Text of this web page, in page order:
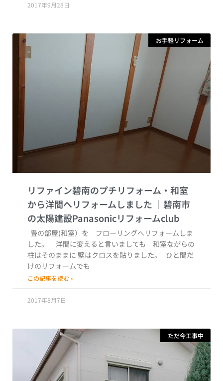
2017年9月28日
お手軽リフォーム
リファイン碧南のプチリフォーム・和室
から洋間へリフォームしました
畳の部屋(和室）を フローリングへリフォームしま
した。 洋間に変えると言いましても 和室ながらの
柱はそのままに 壁はクロスを貼りました。 ひと間だ
けのリフォームでも
この記事を読む »
2017年8月7日
ただ今工事中